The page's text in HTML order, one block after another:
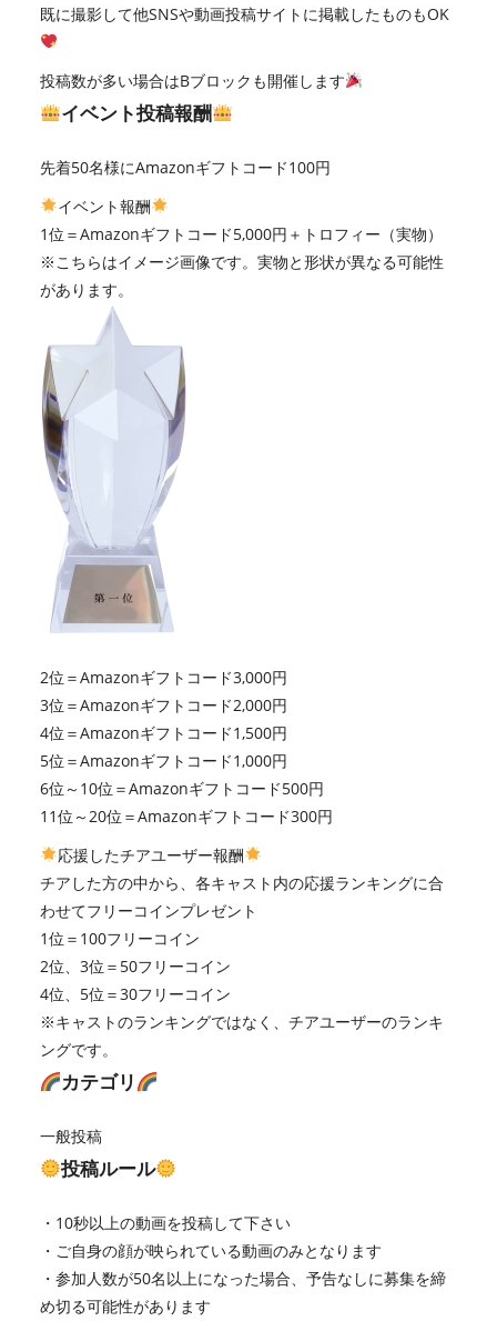
既に撮影して他SNSや動画投稿サイトに掲載したものもOK
投稿数が多い場合はBブロックも開催します
イベント投稿報酬
先着50名様にAmazonギフトコード100円
イベント報酬
1位＝Amazonギフトコード5,000円＋トロフィー（実物）
※こちらはイメージ画像です。実物と形状が異なる可能性
があります。
2位＝Amazonギフトコード3,000円
3位＝Amazonギフトコード2,000円
4位＝Amazonギフトコード1,500円
5位＝Amazonギフトコード1,000円
6位～10位＝Amazonギフトコード500円
11位～20位＝Amazonギフトコード300円
応援したチアユーザー報酬
チアした方の中から、各キャスト内の応援ランキングに合
わせてフリーコインプレゼント
1位＝100フリーコイン
2位、3位＝50フリーコイン
4位、5位＝30フリーコイン
※キャストのランキングではなく、チアユーザーのランキ
ングです。
カテゴリ
一般投稿
投稿ルール
・10秒以上の動画を投稿して下さい
・ご自身の顔が映られている動画のみとなります
・参加人数が50名以上になった場合、予告なしに募集を締
め切る可能性があります